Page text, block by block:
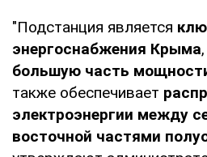
"Подстанция является
энергоснабжения Крыма
большую часть
также обеспечивает
электроэнергии между
восточной частями